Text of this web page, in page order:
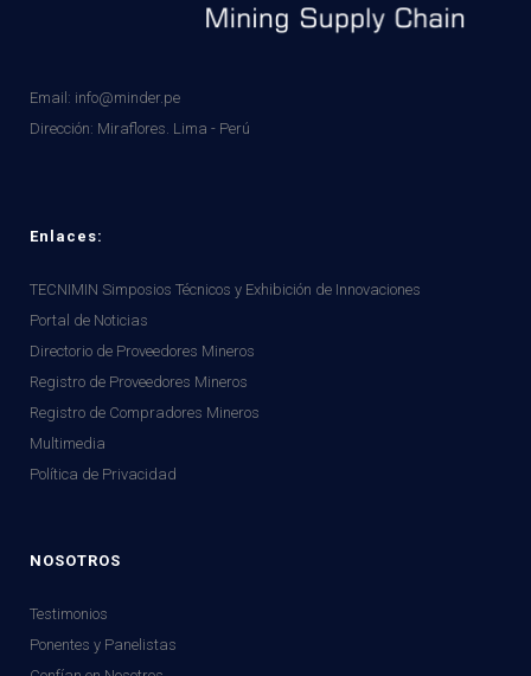
Email: info@minder.pe
Dirección: Miraflores. Lima - Perú
Enlaces:
TECNIMIN Simposios Técnicos y Exhibición de Innovaciones
Portal de Noticias
Directorio de Proveedores Mineros
Registro de Proveedores Mineros
Registro de Compradores Mineros
Multimedia
Política de Privacidad
NOSOTROS
Testimonios
Ponentes y Panelistas